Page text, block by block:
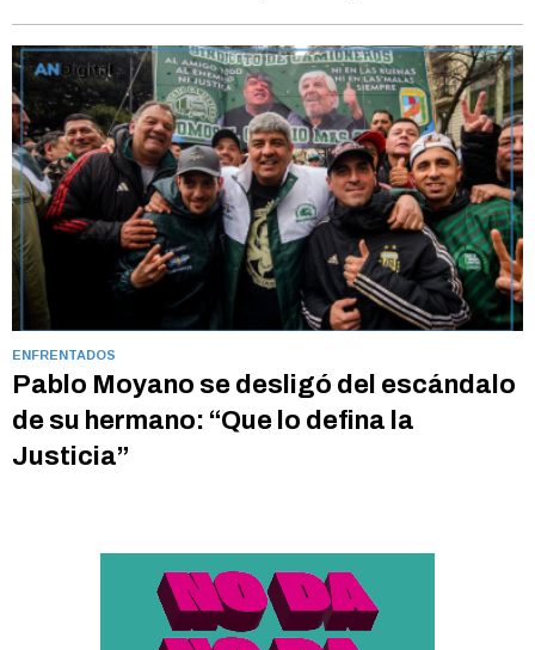
ENFRENTADOS
Pablo Moyano se desligó del escándalo
de su hermano: “Que lo defina la
Justicia”